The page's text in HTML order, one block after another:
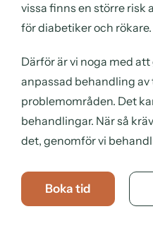
vissa finns en större risk
för diabetiker och rökare.
Därför är vi noga med
anpassad behandling
problemområden. Det
behandlingar. När så
det, genomför vi
Boka tid